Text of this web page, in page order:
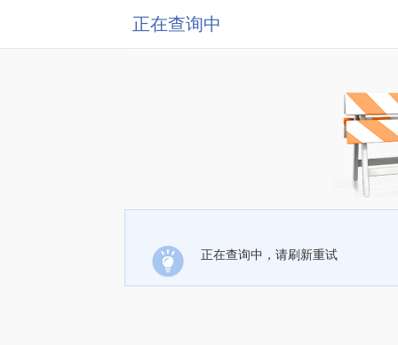
正在查询中
正在查询中，请刷新重试